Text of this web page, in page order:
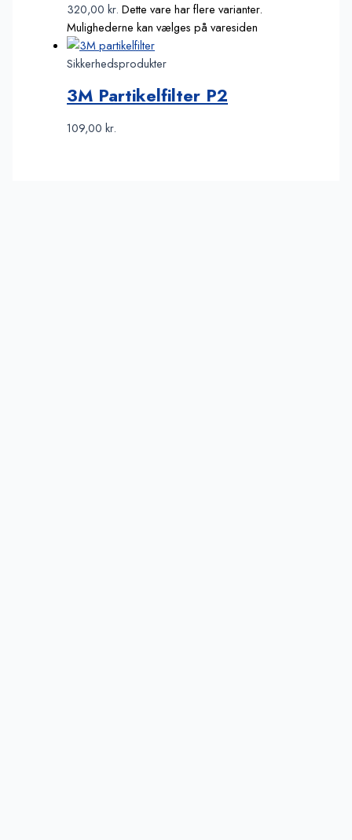
320,00kr. Dette vare har flere varianter.
Mulighederne kan vælges på varesiden
Sikkerhedsprodukter
3M Partikelfilter P2
109,00kr.